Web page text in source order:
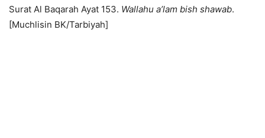
Surat Al Baqarah Ayat 153. Wallahu a’lam bish shawab.
[Muchlisin BK/Tarbiyah]